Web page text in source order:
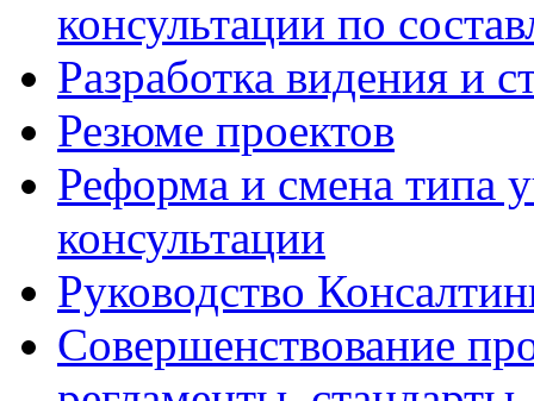
консультации по
Разработка видения и
Резюме проектов
Реформа и смена типа
консультации
Руководство
Совершенствование